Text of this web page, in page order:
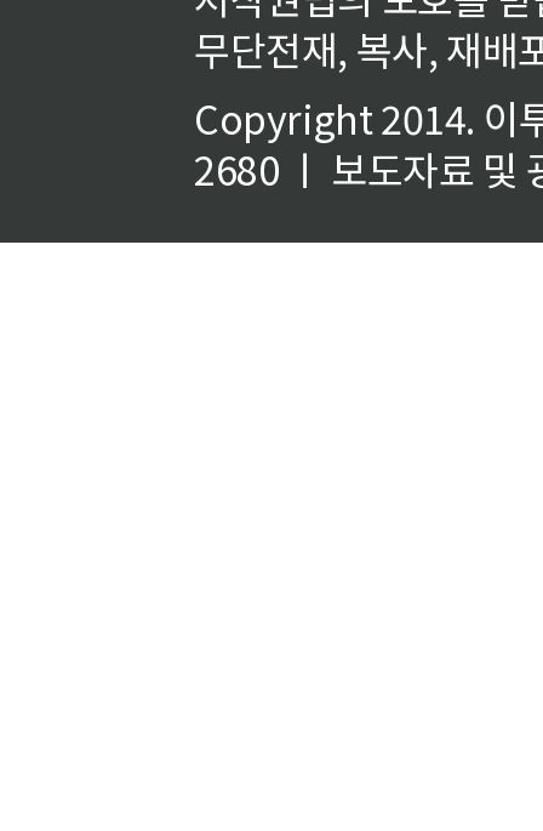
무단전재, 복사, 재배
Copyright 2014. 이
2680 ㅣ 보도자료